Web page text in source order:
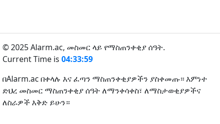
© 2025 Alarm.ac, መስመር ላይ የማስጠንቀቂያ ሰዓት.
Current Time is 04:33:59
በAlarm.ac በቀላሉ እና ፈጣን ማስጠንቀቂያዎችን ያስቀመጡ። እምነተ
ድህረ መስመር ማስጠንቀቂያ ሰዓት ለማንቀሳቀስ፣ ለማስታወቂያዎችና
ለስራዎች እቅድ ይሁን።